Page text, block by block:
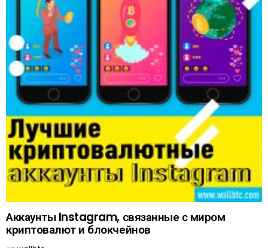
Аккаунты Instagram, связанные с миром
криптовалют и блокчейнов